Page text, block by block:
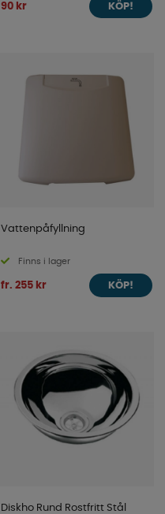
90 kr KÖP!
Vattenpåfyllning
Finns i lager
fr. 255 kr KÖP!
Diskho Rund Rostfritt Stål